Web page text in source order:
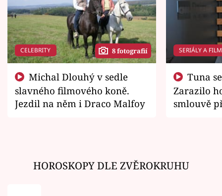
CELEBRITY 8 fotografií
slavného filmového koně.
Jezdil na něm i Draco Malfoy
SERIÁLY A
Zarazilo
smlouvě
HOROSKOPY DLE ZVĚROKRUHU